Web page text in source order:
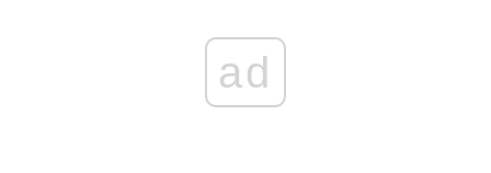
ad